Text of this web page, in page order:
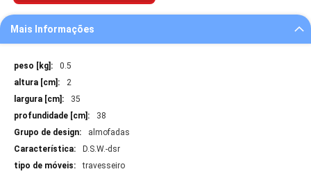
Mais Informações
Mais
Informações
0.5
2
35
38
almofadas
D.S.W.-dsr
travesseiro